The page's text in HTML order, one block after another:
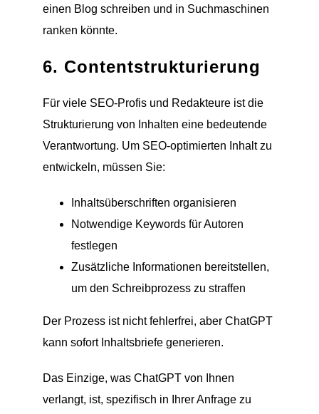
einen Blog schreiben und in Suchmaschinen
ranken könnte.
6. Contentstrukturierung
Für viele SEO-Profis und Redakteure ist die
Strukturierung von Inhalten eine bedeutende
Verantwortung. Um SEO-optimierten Inhalt zu
entwickeln, müssen Sie:
Inhaltsüberschriften organisieren
Notwendige Keywords für Autoren
festlegen
Zusätzliche Informationen bereitstellen,
um den Schreibprozess zu straffen
Der Prozess ist nicht fehlerfrei, aber ChatGPT
kann sofort Inhaltsbriefe generieren.
Das Einzige, was ChatGPT von Ihnen
verlangt, ist, spezifisch in Ihrer Anfrage zu